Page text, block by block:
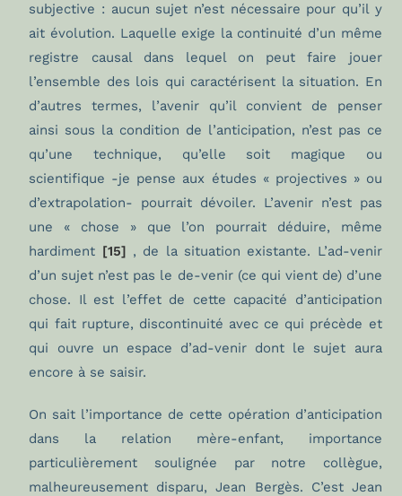
subjective : aucun sujet n’est nécessaire pour qu’il y
ait évolution. Laquelle exige la continuité d’un même
registre causal dans lequel on peut faire jouer
l’ensemble des lois qui caractérisent la situation. En
d’autres termes, l’avenir qu’il convient de penser
ainsi sous la condition de l’anticipation, n’est pas ce
qu’une technique, qu’elle soit magique ou
scientifique -je pense aux études « projectives » ou
d’extrapolation- pourrait dévoiler. L’avenir n’est pas
une « chose » que l’on pourrait déduire, même
hardiment [15] , de la situation existante. L’ad-venir
d’un sujet n’est pas le de-venir (ce qui vient de) d’une
chose. Il est l’effet de cette capacité d’anticipation
qui fait rupture, discontinuité avec ce qui précède et
qui ouvre un espace d’ad-venir dont le sujet aura
encore à se saisir.
On sait l’importance de cette opération d’anticipation
dans la relation mère-enfant, importance
particulièrement soulignée par notre collègue,
malheureusement disparu, Jean Bergès. C’est Jean